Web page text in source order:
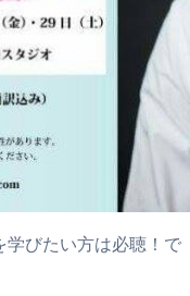
学びたい方は必聴！で